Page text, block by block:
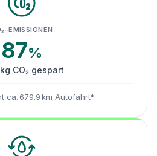
EMISSIONEN
87%
CO₂ gespart
ca. 679.9 km Autofahrt*